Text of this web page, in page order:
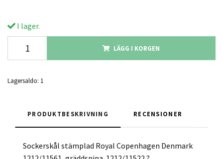
I lager.
LÄGG I KORGEN
Lagersaldo: 1
PRODUKTBESKRIVNING RECENSIONER
Sockerskål stämplad Royal Copenhagen Denmark